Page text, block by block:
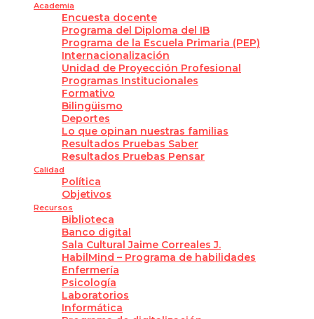
Academia
Encuesta docente
Programa del Diploma del IB
Programa de la Escuela Primaria (PEP)
Internacionalización
Unidad de Proyección Profesional
Programas Institucionales
Formativo
Bilingüismo
Deportes
Lo que opinan nuestras familias
Resultados Pruebas Saber
Resultados Pruebas Pensar
Calidad
Política
Objetivos
Recursos
Biblioteca
Banco digital
Sala Cultural Jaime Correales J.
HabilMind – Programa de habilidades
Enfermería
Psicología
Laboratorios
Informática